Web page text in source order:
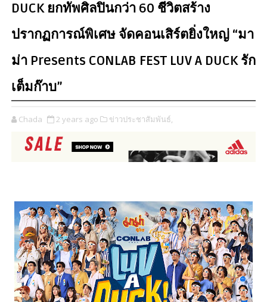
DUCK ยกทัพศิลปินกว่า 60 ชีวิตสร้าง
ปรากฏการณ์พิเศษ จัดคอนเสิร์ตยิ่งใหญ่ “มา
ม่า Presents CONLAB FEST LUV A DUCK รัก
เต็มก๊าบ”
Chada 2 years ago ข่าวประชาสัมพันธ์,